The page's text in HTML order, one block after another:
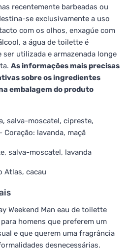
recentemente barbeadas ou
se exclusivamente a uso
com os olhos, enxagúe com
a água de toilette é
ser utilizada e armazenada longe
As informações mais precisas
sobre os ingredientes
embalagem do produto
salva-moscatel, cipreste,
lavanda, maçã
salva-moscatel, lavanda
Atlas, cacau
Weekend Man eau de toilette
homens que preferem um
e que querem uma fragrância
desnecessárias.